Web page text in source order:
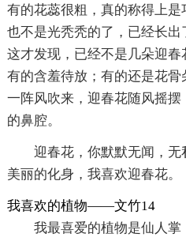
有的花蕊很粗，真的称得上
也不是光秃秃的了，已经长出
这才发现，已经不是几朵迎春
有的含羞待放；有的还是花骨
一阵风吹来，迎春花随风摇
的鼻腔。
迎春花，你默默无闻，无
美丽的化身，我喜欢迎春花。
我喜欢的植物——文竹14
我最喜爱的植物是仙人